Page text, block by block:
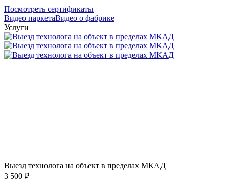
Посмотреть сертификаты
Видео паркетаВидео о фабрике
Услуги
Выезд технолога на объект в пределах МКАД
3 500 ₽